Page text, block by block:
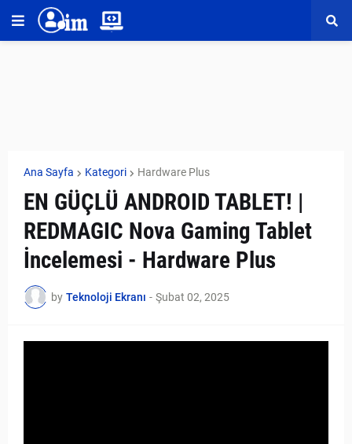
Ana Sayfa Kategori Hardware Plus
EN GÜÇLÜ ANDROID TABLET! |
REDMAGIC Nova Gaming Tablet
İncelemesi - Hardware Plus
by Teknoloji Ekranı - Şubat 02, 2025